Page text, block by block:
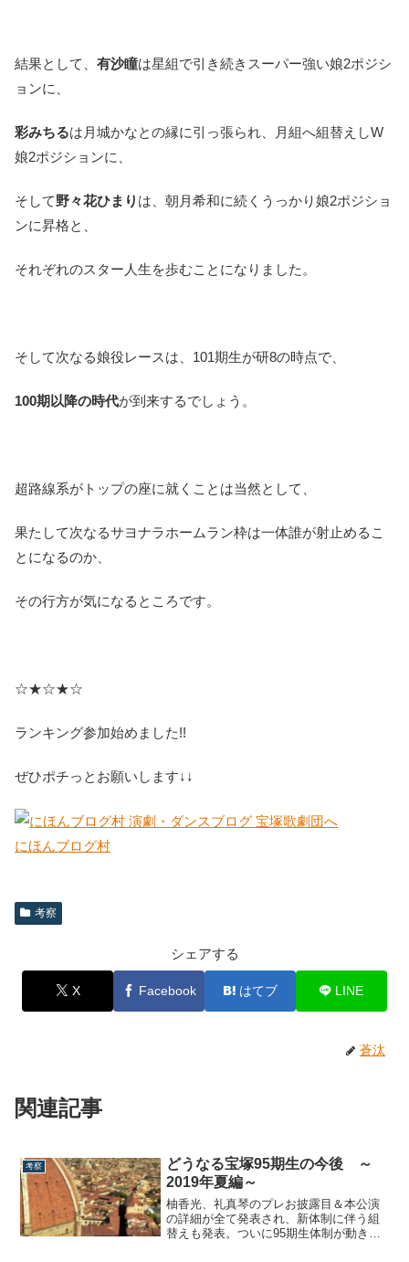
結果として、 有沙瞳は星組で引き続きスーパー強い娘2ポジシ
ョンに、
彩みちるは月城かなとの縁に引っ張られ、月組へ組替えしW
娘2ポジションに、
そして野々花ひまり は、朝月希和に続くうっかり娘2ポジショ
ンに昇格と、
それぞれのスター人生を歩むことになりました。
そして次なる娘役レースは、101期生が研8の時点で、
100期以降の時代が到来するでしょう。
超路線系がトップの座に就くことは当然として、
果たして次なるサヨナラホームラン枠は一体誰が射止めるこ
とになるのか、
その行方が気になるところです。
☆★☆★☆
ランキング参加始めました!!
ぜひポチっとお願いします↓↓
にほんブログ村
考察
シェアする
X Facebook はてブ LINE
蒼汰
関連記事
考察
どうなる宝塚95期生の今後 ～
2019年夏編～
柚香光、礼真琴のプレお披露目＆本公演
の詳細が全て発表され、新体制に伴う組
替えも発表。ついに95期生体制が動き始